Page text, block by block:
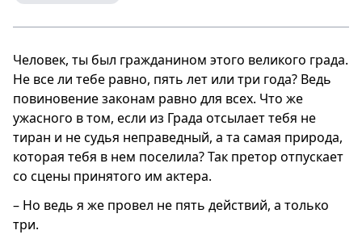
Человек, ты был гражданином этого великого града.
Не все ли тебе равно, пять лет или три года? Ведь
повиновение законам равно для всех. Что же
ужасного в том, если из Града отсылает тебя не
тиран и не судья неправедный, а та самая природа,
которая тебя в нем поселила? Так претор отпускает
со сцены принятого им актера.
– Но ведь я же провел не пять действий, а только
три.